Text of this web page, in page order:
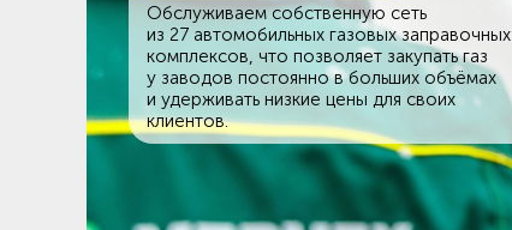
Обслуживаем собственную сеть
из 27 автомобильных газовых заправочных
комплексов, что позволяет закупать газ
у заводов постоянно в больших объёмах
и удерживать низкие цены для своих
клиентов.